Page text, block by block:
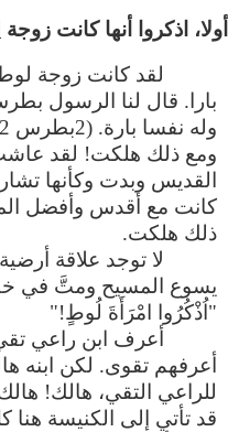
لقد كانت زوجة
بارا. قال لنا الرسول
ومع ذلك هلكت! لقد
القديس وبدت وكأنها
كانت مع أقدس وأفضل
ذلك هلكت.
لا توجد علاقة
يسوع المسيح ومتَّ في
"اُذْكُرُوا امْرَأَةَ لُوطٍ!"
أعرف ابن راعي
أعرفهم تقوى. لكن ابنه
للراعي التقي، هالك!
قد تأتي إلى الكنيسة هنا